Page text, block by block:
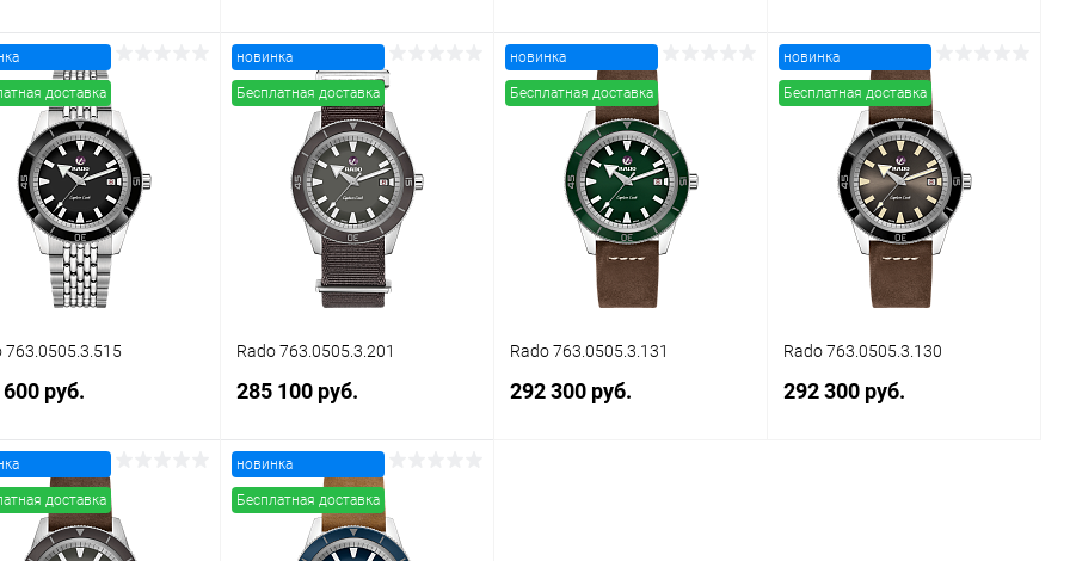
В корзину
Купить в 1
Сравнение
В избранное В наличии
В корзину
Купить в 1
Сравнение
В избранное В наличии
В корзину
Купить в 1
Сравнение
В избранное В наличии
В корзину
Купить в 1
Сравнение
В избранное В наличии
доставка
763.0505.3.515
руб.
В корзину
Купить в 1 Сравнение
новинка
Бесплатная доставка
Rado 763.0505.3.201
285 100 руб.
В корзину
Купить в 1 Сравнение
новинка
Бесплатная доставка
Rado 763.0505.3.131
292 300 руб.
новинка
Бесплатная доставка
Rado 763.0505.3.130
292 300 руб.
доставка
новинка
Бесплатная доставка